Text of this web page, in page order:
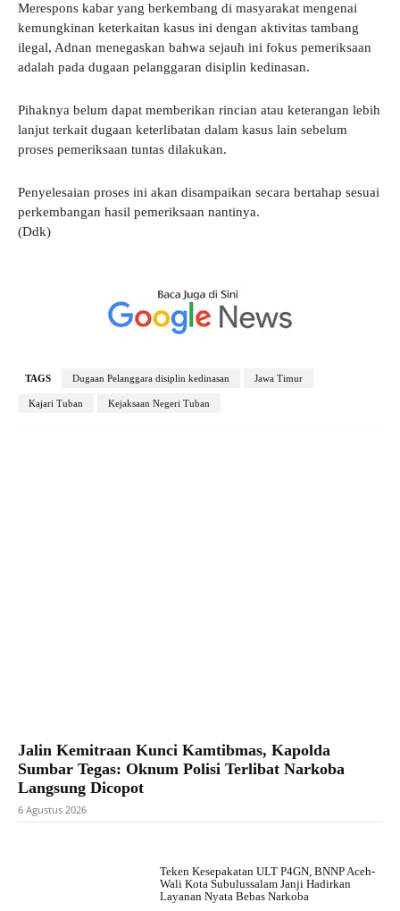
Merespons kabar yang berkembang di masyarakat mengenai
kemungkinan keterkaitan kasus ini dengan aktivitas tambang
ilegal, Adnan menegaskan bahwa sejauh ini fokus pemeriksaan
adalah pada dugaan pelanggaran disiplin kedinasan.
Pihaknya belum dapat memberikan rincian atau keterangan lebih
lanjut terkait dugaan keterlibatan dalam kasus lain sebelum
proses pemeriksaan tuntas dilakukan.
Penyelesaian proses ini akan disampaikan secara bertahap sesuai
perkembangan hasil pemeriksaan nantinya.
(Ddk)
TAGS Dugaan Pelanggara disiplin kedinasan Jawa Timur
Kajari Tuban Kejaksaan Negeri Tuban
Jalin Kemitraan Kunci Kamtibmas, Kapolda
Sumbar Tegas: Oknum Polisi Terlibat Narkoba
Langsung Dicopot
6 Agustus 2026
Teken Kesepakatan ULT P4GN, BNNP Aceh-
Wali Kota Subulussalam Janji Hadirkan
Layanan Nyata Bebas Narkoba